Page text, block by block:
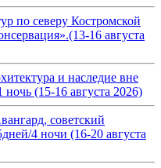
по северу Костромской
16 августа
и наследие вне
(15-16 августа 2026)
советский
4 ночи (16-20 августа